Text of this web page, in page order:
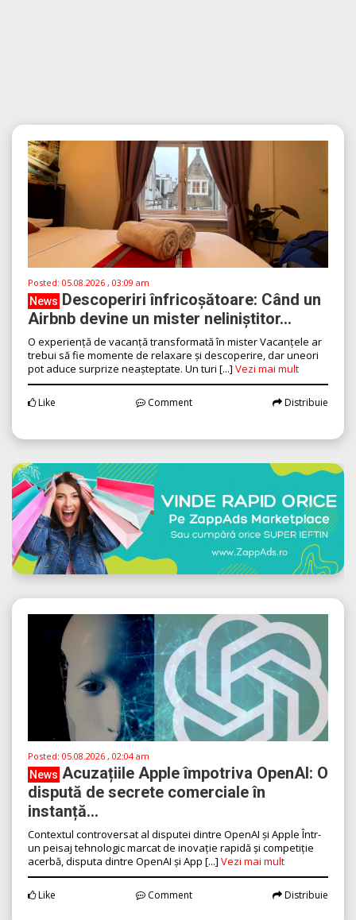
Posted: 05.08.2026 , 03:09 am
News Descoperiri înfricoșătoare: Când un
Airbnb devine un mister neliniștitor...
O experiență de vacanță transformată în mister Vacanțele ar
trebui să fie momente de relaxare și descoperire, dar uneori
pot aduce surprize neașteptate. Un turi [...] Vezi mai mult
Like Comment Distribuie
Posted: 05.08.2026 , 02:04 am
News Acuzațiile Apple împotriva OpenAI: O
dispută de secrete comerciale în
instanță...
Contextul controversat al disputei dintre OpenAI și Apple Într-
un peisaj tehnologic marcat de inovație rapidă și competiție
acerbă, disputa dintre OpenAI și App [...] Vezi mai mult
Like Comment Distribuie